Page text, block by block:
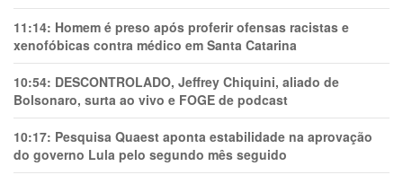
11:14: Homem é preso após proferir ofensas racistas e
xenofóbicas contra médico em Santa Catarina
10:54: DESCONTROLADO, Jeffrey Chiquini, aliado de
Bolsonaro, surta ao vivo e FOGE de podcast
10:17: Pesquisa Quaest aponta estabilidade na aprovação
do governo Lula pelo segundo mês seguido